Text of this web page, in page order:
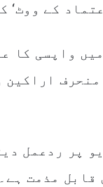
کے ووٹ‘
واپسی کا
پر ردعمل
قابل مذمت ہے۔